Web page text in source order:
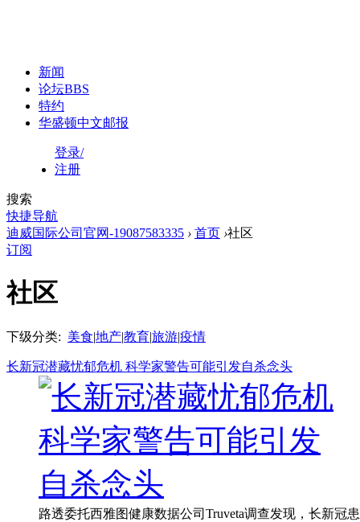
新闻
论坛BBS
特约
华盛顿中文邮报
登录/
注册
搜索
快捷导航
迪威国际公司官网-19087583335 › 首页 ›社区
订阅
社区
下级分类: 美食|地产|教育|旅游|疫情
长新冠潜藏忧郁危机 科学家警告可能引发自杀念头
路透委托西雅图健康数据公司Truveta调查发现，长新冠